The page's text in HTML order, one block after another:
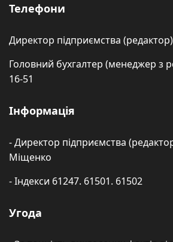
Телефони
Директор підприємства
Головний бухгалтер (менеджер з
16-51
Інформація
- Директор підприємства
Міщенко
- Індекси 61247. 61501. 61502
Угода